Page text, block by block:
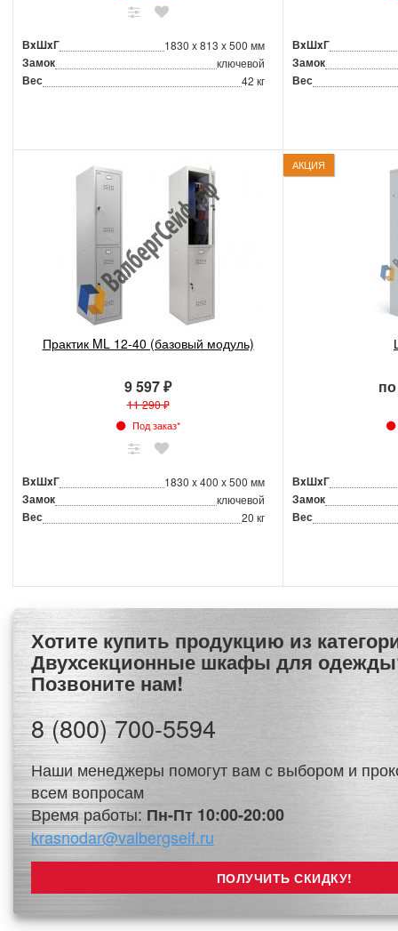
ВxШxГ 1830 x 813 x 500 мм
Замок ключевой
Вес 42 кг
ВxШxГ
Замок
Вес
Практик ML 12-40 (базовый модуль)
9 597 ₽
11 290 ₽
Под заказ*
ВxШxГ 1830 x 400 x 500 мм
Замок ключевой
Вес 20 кг
АКЦИЯ
ВxШxГ
Замок
Вес
Хотите купить продукцию из категории
Двухсекционные шкафы для
Позвоните нам!
8 (800) 700-5594
Наши менеджеры помогут вам с выбором и
всем вопросам
Время работы: Пн-Пт 10:00-20:00
krasnodar@valbergseif.ru